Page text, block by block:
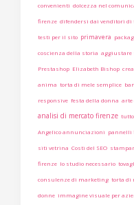
convenienti dolcezza nel
firenze difendersi dai venditori di
testi per il sito primavera
coscienza della storia aggiustare
Prestashop Elizabeth Bishop
anima torta di mele semplice
responsive festa della donna arte
analisi di mercato firenze
Angelico annunciazioni pannelli
siti vetrina Costi del SEO
firenze lo studio necessario
consulenze di marketing torta di
donne immagine visuale per